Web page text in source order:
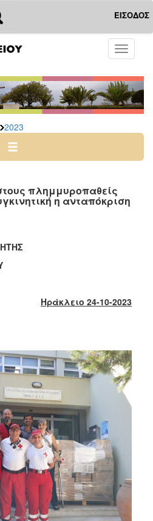
ΕΙΣΟΔΟΣ
Toggle
2023
πλημμυροπαθείς
η ανταπόκριση
Ηράκλειο 24-10-2023